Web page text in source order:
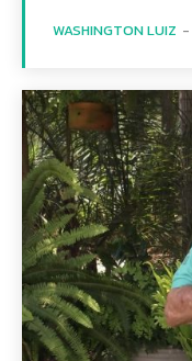
WASHINGTON LUIZ -